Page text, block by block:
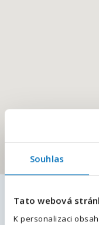
Souhlas
Tato webová
K personalizaci
E-mailová adresa
Váš telefon*